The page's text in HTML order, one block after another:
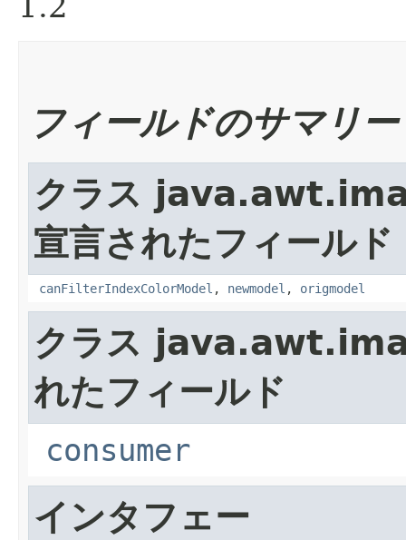
フィールドのサマリー
クラス
宣言されたフィールド
canFilterIndexColorModel , newmodel , origmodel
クラス
れたフィールド
consumer
インタフェー